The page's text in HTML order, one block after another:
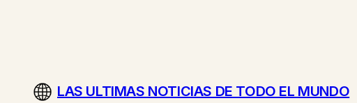
LAS ULTIMAS NOTICIAS DE TODO EL MUNDO